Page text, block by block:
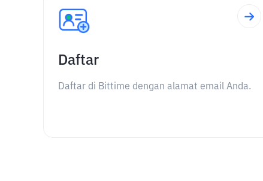
Daftar
Daftar di Bittime dengan alamat email Anda.